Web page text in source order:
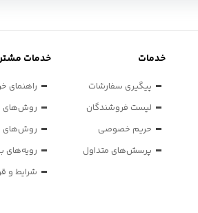
خدمات
پیگیری سفارشات
لیست فروشندگان
حریم خصوصی
پرسش‌های متداول
خدمات
راهنمای
روش‌های
روش‌های
رویه‌های
شرایط و